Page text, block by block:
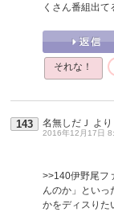
くさん番組出
それな！
143 名無しだＪ より
2016年12月17日
>>140伊野尾フ
んのか」といっ
かをディスりた